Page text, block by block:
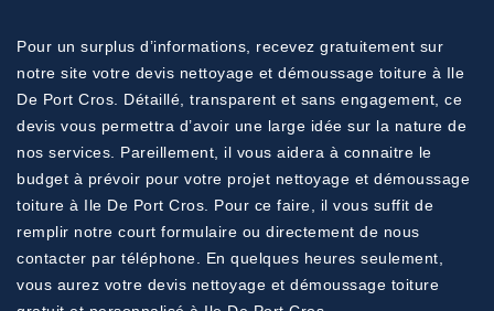
Pour un surplus d’informations, recevez gratuitement sur
notre site votre devis nettoyage et démoussage toiture à Ile
De Port Cros. Détaillé, transparent et sans engagement, ce
devis vous permettra d’avoir une large idée sur la nature de
nos services. Pareillement, il vous aidera à connaitre le
budget à prévoir pour votre projet nettoyage et démoussage
toiture à Ile De Port Cros. Pour ce faire, il vous suffit de
remplir notre court formulaire ou directement de nous
contacter par téléphone. En quelques heures seulement,
vous aurez votre devis nettoyage et démoussage toiture